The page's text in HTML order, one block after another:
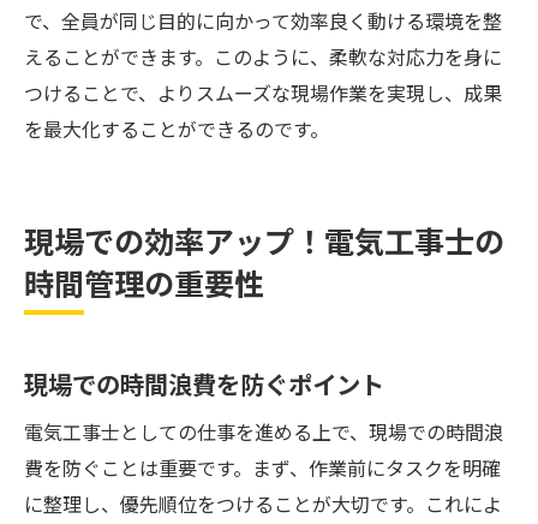
で、全員が同じ目的に向かって効率良く動ける環境を整
えることができます。このように、柔軟な対応力を身に
つけることで、よりスムーズな現場作業を実現し、成果
を最大化することができるのです。
現場での効率アップ！電気工事士の
時間管理の重要性
現場での時間浪費を防ぐポイント
電気工事士としての仕事を進める上で、現場での時間浪
費を防ぐことは重要です。まず、作業前にタスクを明確
に整理し、優先順位をつけることが大切です。これによ